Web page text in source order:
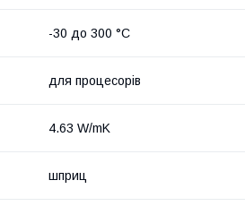
-30 до 300 °C
для процесорів
4.63 W/mK
шприц